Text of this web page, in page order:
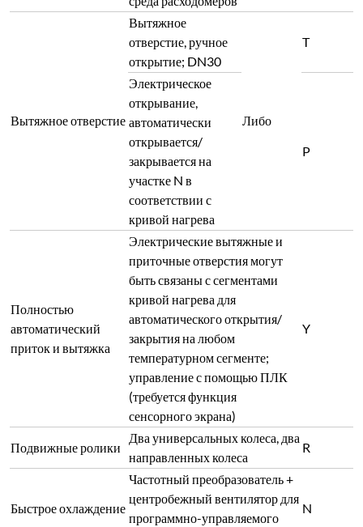
Вытяжное отверстие
Вытяжное
отверстие, ручное
открытие; DN30
Либо
T
Электрическое
открывание,
автоматически
открывается/
закрывается на
участке N в
соответствии с
кривой нагрева
P
Полностью
автоматический
приток и вытяжка
Электрические вытяжные и
приточные отверстия могут
быть связаны с сегментами
кривой нагрева для
автоматического открытия/
закрытия на любом
температурном сегменте;
управление с помощью ПЛК
(требуется функция
сенсорного экрана)
Y
Подвижные ролики
Два универсальных колеса, два
направленных колеса
R
Быстрое охлаждение
Частотный преобразователь +
центробежный вентилятор для
программно-управляемого
N